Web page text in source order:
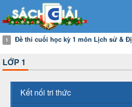
1 Đề thi cuối học kỳ 1 môn Lịch sử &
LỚP 1
Kết nối tri thức